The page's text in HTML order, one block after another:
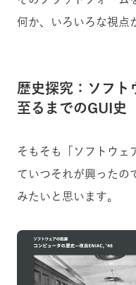
何か、いろいろな視点
歴史探究：ソフ
至るまでのGUI史
そもそも「ソフトウェ
ていつそれが興ったの
みたいと思います。